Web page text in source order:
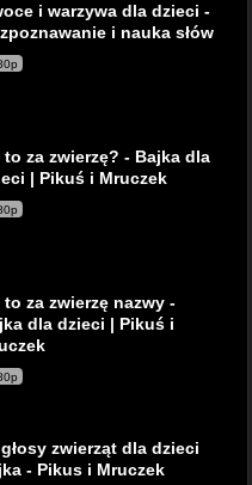
i warzywa dla dzieci -
i nauka słów
to za zwierzę? - Bajka dla
| Pikuś i Mruczek
to za zwierzę nazwy -
dla dzieci | Pikuś i
zwierząt dla dzieci
- Pikus i Mruczek